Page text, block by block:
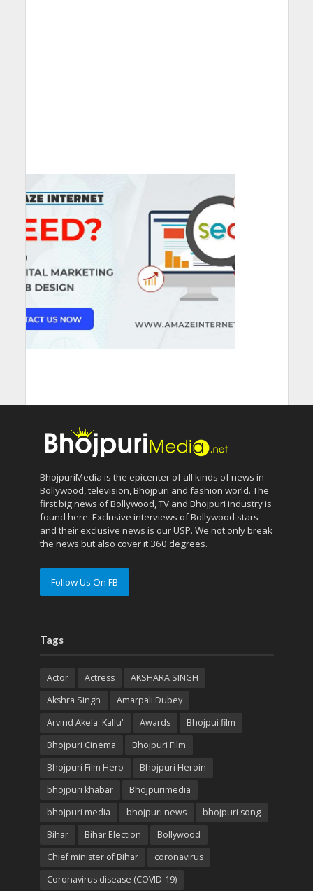
BhojpuriMedia is the epicenter of all kinds of news in
Bollywood, television, Bhojpuri and fashion world. The
first big news of Bollywood, TV and Bhojpuri industry is
found here. Exclusive interviews of Bollywood stars
and their exclusive news is our USP. We not only break
the news but also cover it 360 degrees.
Follow Us On FB
Tags
Actor Actress
AKSHARA SINGH
Akshra Singh
Amarpali Dubey
Arvind Akela 'Kallu'
Awards
Bhojpui film
Bhojpuri Cinema
Bhojpuri Film
Bhojpuri Film Hero
Bhojpuri Heroin
bhojpuri khabar
Bhojpurimedia
bhojpuri media
bhojpuri news
bhojpuri song
Bihar
Bihar Election
Bollywood
Chief minister of Bihar
coronavirus
Coronavirus disease (COVID-19)